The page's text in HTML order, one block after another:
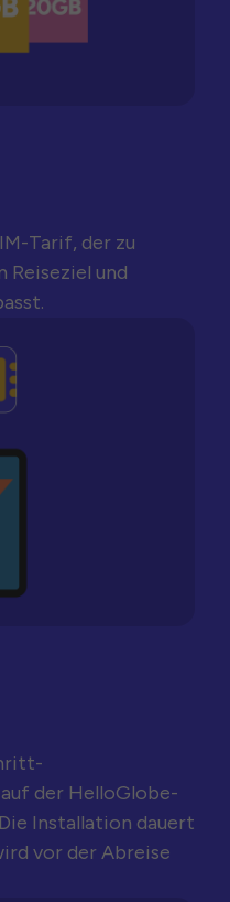
Tarif, der zu
Reiseziel und
der HelloGlobe-
Installation dauert
vor der Abreise